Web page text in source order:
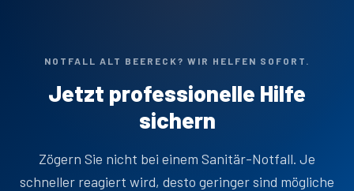
NOTFALL ALT BEERECK? WIR HELFEN SOFORT.
Jetzt professionelle Hilfe
sichern
Zögern Sie nicht bei einem Sanitär-Notfall. Je
schneller reagiert wird, desto geringer sind mögliche